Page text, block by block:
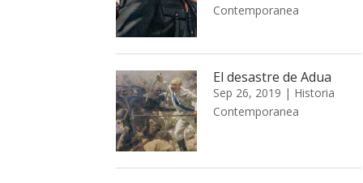
Contemporanea
El desastre de Adua
Sep 26, 2019 | Historia
Contemporanea